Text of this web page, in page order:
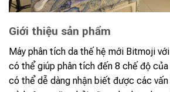
Giới thiệu sản phẩm
Máy phân tích da thế hệ mới Bitmoji
có thể giúp phân tích đến 8 chế độ của
có thể dễ dàng nhận biết được các